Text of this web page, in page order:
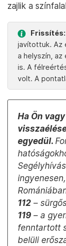
zajlik a
Frissítés:
javítottuk. Az
a helyszín,
is. A
volt. A
Ha Ön
egyedül.
112 –
119 – a
fenntartott
belüli